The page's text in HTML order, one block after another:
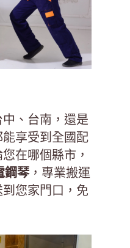
、台南，還是
享受到全國配
在哪個縣市，
鋼琴，專業搬運
您家門口，免